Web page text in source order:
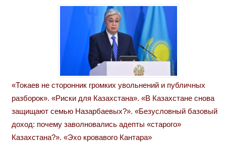
«Токаев не сторонник громких увольнений и публичных
разборок». «Риски для Казахстана». «В Казахстане снова
защищают семью Назарбаевых?». «Безусловный базовый
доход: почему заволновались адепты «старого»
Казахстана?». «Эхо кровавого Кантара»